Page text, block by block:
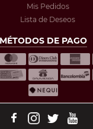
Mis Pedidos
Lista de Deseos
MÉTODOS DE PAGO